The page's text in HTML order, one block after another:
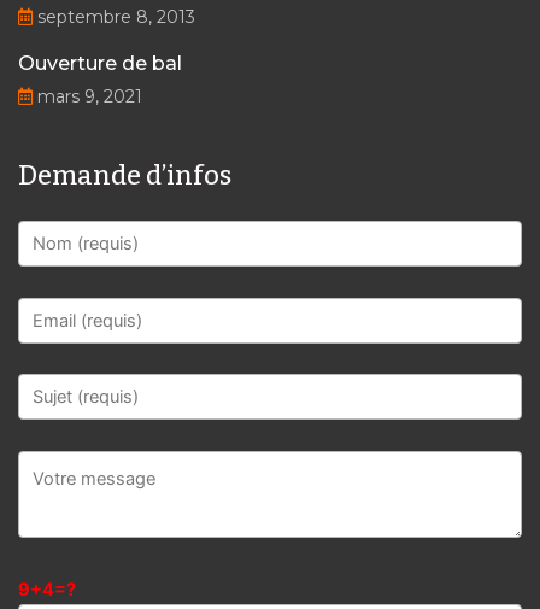
septembre 8, 2013
Ouverture de bal
mars 9, 2021
Demande d’infos
9+4=?